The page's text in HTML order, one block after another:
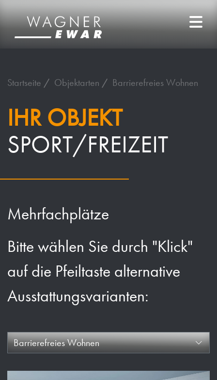
Startseite Objektarten Barrierefreies Wohnen
IHR OBJEKT
SPORT/FREIZEIT
Mehrfachplätze
Bitte wählen Sie durch "Klick"
auf die Pfeiltaste alternative
Ausstattungsvarianten:
Barrierefreies Wohnen